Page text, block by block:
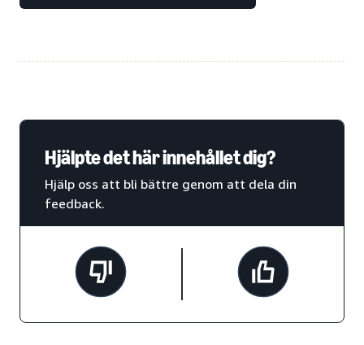
Hjälpte det här innehållet dig?
Hjälp oss att bli bättre genom att dela din
feedback.